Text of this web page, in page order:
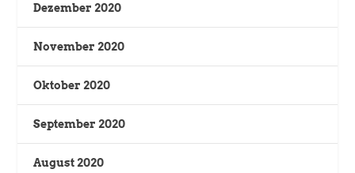
Dezember 2020
November 2020
Oktober 2020
September 2020
August 2020